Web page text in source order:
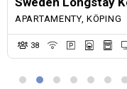
APARTAMENTY, KÖPING
38